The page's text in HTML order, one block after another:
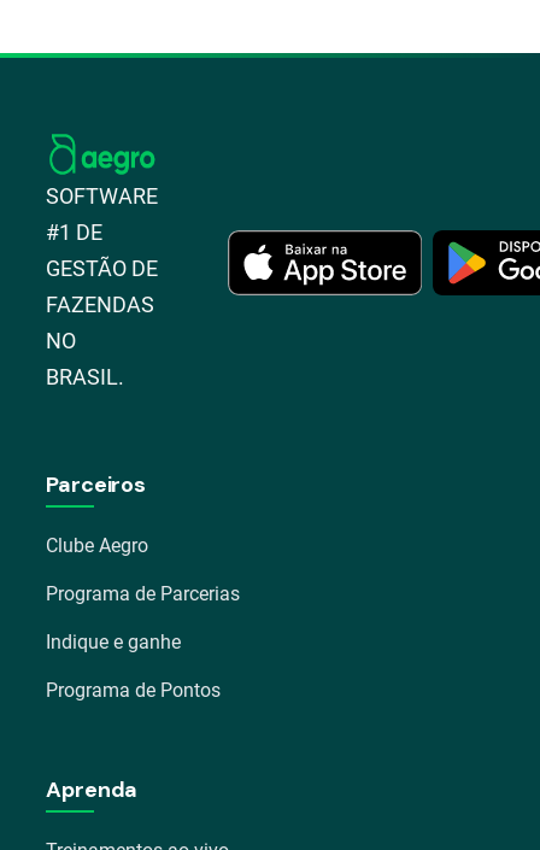
SOFTWARE
#1 DE
GESTÃO DE
FAZENDAS
NO
BRASIL.
Parceiros
Clube Aegro
Programa de Parcerias
Indique e ganhe
Programa de Pontos
Aprenda